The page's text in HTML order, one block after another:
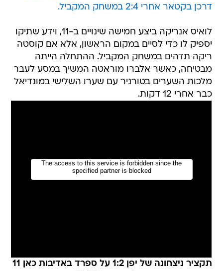
דרכן בקטאר אחרי 2:4 במשחק המקביל.
לואיס אנריקה ביצע חמישה שינויים ב-11, וידע שתיקו
יספיק לו כדי לסיים במקום הראשון, אלא אם קוסטה
ריקה תדהים במשחק המקביל. ההתחלה הייתה
מבטיחה, כאשר אלברו מוראטה המשיך במסע לעבר
מלכות השערים בטורניר עם שערו השלישי במונדיאל
כבר אחרי 12 דקות.
תקציר ניצחונה של יפן 1:2 על ספרד באדיבות כאן 11